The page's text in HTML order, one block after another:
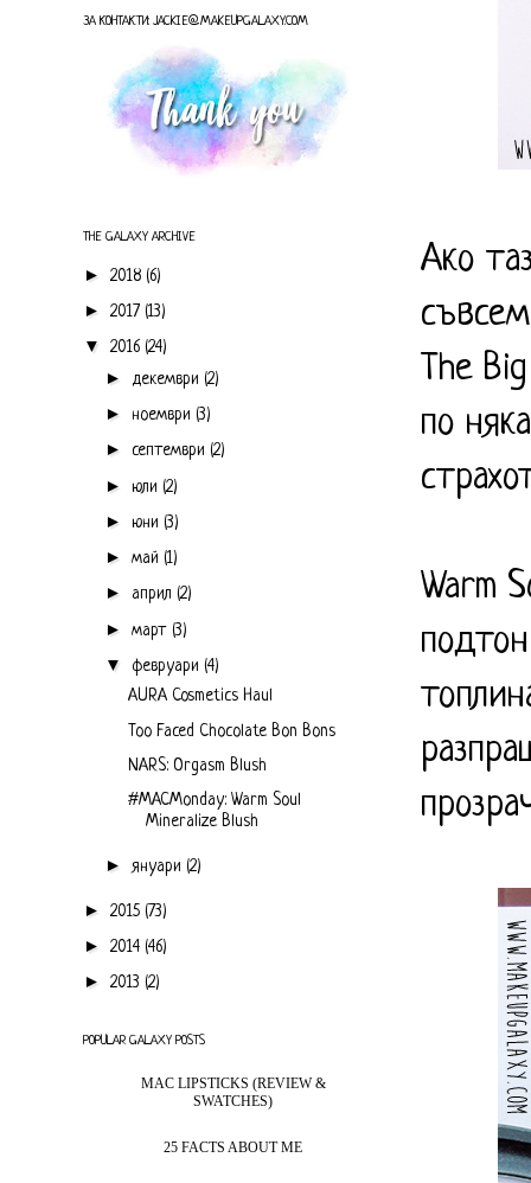
Ако
The
по
Warm
ЗА КОНТАКТИ: JACKIE@MAKEUPGALAXY.COM
THE GALAXY ARCHIVE
► 2018 (6)
► 2017 (13)
▼ 2016 (24)
► декември (2)
► ноември (3)
► септември (2)
► юли (2)
► юни (3)
► май (1)
► април (2)
► март (3)
▼ февруари (4)
AURA Cosmetics Haul
Too Faced Chocolate Bon Bons
NARS: Orgasm Blush
#MACMonday: Warm Soul
Mineralize Blush
► януари (2)
► 2015 (73)
► 2014 (46)
► 2013 (2)
POPULAR GALAXY POSTS
MAC LIPSTICKS (REVIEW &
SWATCHES)
25 FACTS ABOUT ME